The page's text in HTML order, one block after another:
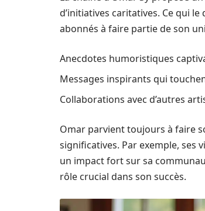
d’initiatives caritatives. Ce qui
abonnés à faire partie de son
Anecdotes humoristiques
Messages inspirants qui
Collaborations avec d’autres
Omar parvient toujours à faire
significatives. Par exemple, ses
un impact fort sur sa
rôle crucial dans son succès.